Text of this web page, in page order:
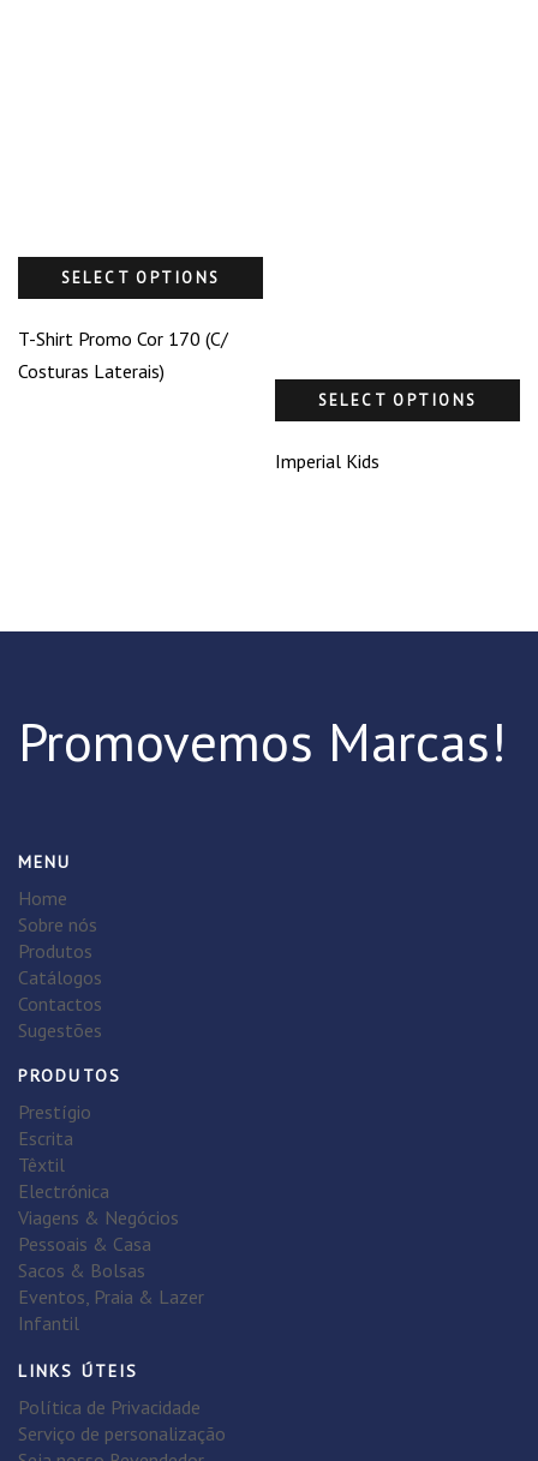
SELECT OPTIONS
T-Shirt Promo Cor 170 (C/
Costuras Laterais)
SELECT OPTIONS
Imperial Kids
Promovemos Marcas!
MENU
Home
Sobre nós
Produtos
Catálogos
Contactos
Sugestões
PRODUTOS
Prestígio
Escrita
Têxtil
Electrónica
Viagens & Negócios
Pessoais & Casa
Sacos & Bolsas
Eventos, Praia & Lazer
Infantil
LINKS ÚTEIS
Política de Privacidade
Serviço de personalização